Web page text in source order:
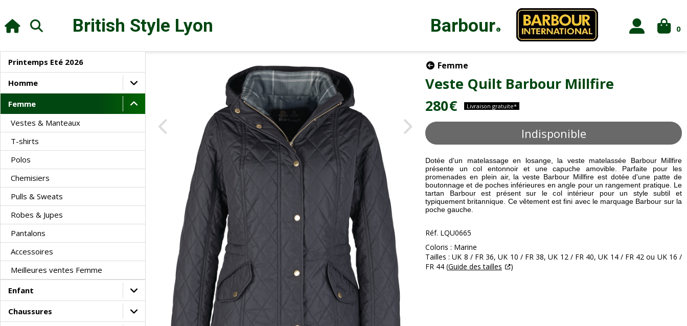
British Style Lyon Barbour® 0
Printemps Eté 2026
Homme
Femme
Vestes & Manteaux
T-shirts
Polos
Chemisiers
Pulls & Sweats
Robes & Jupes
Pantalons
Accessoires
Meilleures ventes Femme
Enfant
Chaussures
Femme
Veste Quilt Barbour Millfire
280€ Livraison gratuite*
Indisponible
Dotée d'un matelassage en losange, la veste matelassée Barbour Millfire
présente un col entonnoir et une capuche amovible. Parfaite pour les
promenades en plein air, la veste Barbour Millfire est dotée d'une patte de
boutonnage et de poches inférieures en angle pour un rangement pratique. Le
tartan Barbour est présent sur le col intérieur pour un style subtil et
typiquement britannique. Ce vêtement est fini avec le marquage Barbour sur la
poche gauche.
Réf. LQU0665
Coloris : Marine
Tailles : UK 8 / FR 36, UK 10 / FR 38, UK 12 / FR 40, UK 14 / FR 42 ou UK 16 /
FR 44 (Guide des tailles )